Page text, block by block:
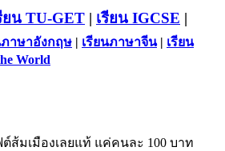
ยน TU-GET | เรียน IGCSE |
ภาษาอังกฤษ | เรียนภาษาจีน| เรียน
World
ส้มเมืองเลยแท้ แค่คนละ 100 บาท